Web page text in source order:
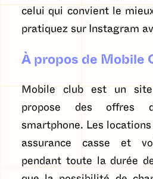
celui qui convient le
pratiquez sur Instagram
À propos de Mobile
Mobile club est un site
propose des offres
smartphone. Les
assurance casse et
pendant toute la durée